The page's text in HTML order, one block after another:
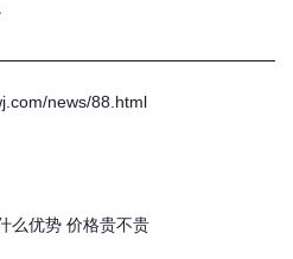
news/88.html
么优势 价格贵不贵